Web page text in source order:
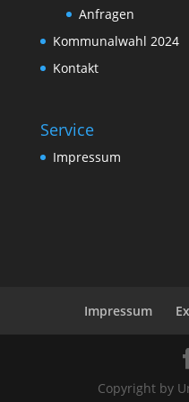
Anfragen
Kommunalwahl 2024
Kontakt
Service
Impressum
Impressum
Copyright by